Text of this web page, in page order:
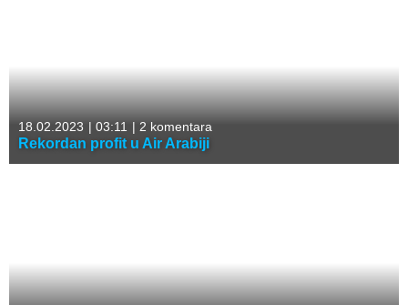
18.02.2023 | 03:11 | 2 komentara
Rekordan profit u Air Arabiji